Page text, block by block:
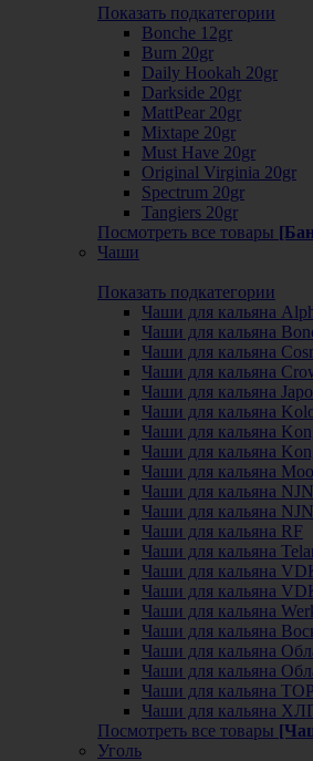
Показать подкатегории
Bonche 12gr
Burn 20gr
Daily Hookah 20gr
Darkside 20gr
MattPear 20gr
Mixtape 20gr
Must Have 20gr
Original Virginia 20gr
Spectrum 20gr
Tangiers 20gr
Посмотреть все товары
Чаши
Показать подкатегории
Чаши для кальяна
Чаши для кальяна
Чаши для кальяна
Чаши для кальяна
Чаши для кальяна
Чаши для кальяна
Чаши для кальяна
Чаши для кальяна
Чаши для кальяна
Чаши для кальяна NJN
Чаши для кальяна
Чаши для кальяна RF
Чаши для кальяна
Чаши для кальяна
Чаши для кальяна
Чаши для кальяна
Чаши для кальяна
Чаши для кальяна
Чаши для кальяна
Чаши для кальяна ТОР
Чаши для кальяна
Посмотреть все товары
Уголь